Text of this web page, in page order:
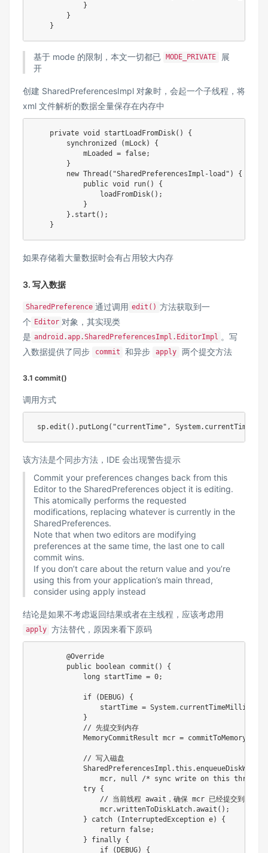
}
}
}
基于 mode 的限制，本文一切都已 MODE_PRIVATE
展
开
创建 SharedPreferencesImpl 对象时，会起一个子线程，将
xml 文件解析的数据全量保存在内存中
private void startLoadFromDisk( )
{
synchronized
(mLock)
{
            mLoaded
= false;
}
new Thread ( "SharedPreferencesImpl-load" )
{
public void run( )
{
loadFromDisk( ) ;
}
} . start ( ) ;
}
如果存储着大量数据时会有占用较大内存
3. 写入数据
SharedPreference 通过调用 edit() 方法获取到一
个 Editor 对象，其实现类
是 android.app.SharedPreferencesImpl.EditorImpl 。写
入数据提供了同步
commit 和异步 apply 两个提交方法
3.1 commit()
调用方式
sp.edit ( ) . putLong ( "currentTime" , System.
该方法是个同步方法，IDE 会出现警告提示
Commit your preferences changes back from this
Editor to the SharedPreferences object it is editing.
This atomically performs the requested
modifications, replacing whatever is currently in the
SharedPreferences.
Note that when two editors are modifying
preferences at the same time, the last one to call
commit wins.
If you don’t care about the return value and you’re
using this from your application’s main thread,
consider using apply instead
结论是如果不考虑返回结果或者在主线程，应该考虑用
apply 方法替代，原因来看下原码
@Override
public
boolean commit ( )
{
long startTime = 0;
if (DEBUG)
{
                startTime
= System. currentTimeMillis
}
// 先提交到内存
MemoryCommitResult mcr = commitToMemory
// 写入磁盘
SharedPreferencesImpl .this .enqueueDiskWrite
                mcr
, null
/* sync write on this thread
try {
// 当前线程 await，确保 mcr 已经提交到了磁盘
                mcr
.writtenToDiskLatch.await ( ) ;
}
catch ( InterruptedException e)
{
return false;
}
finally {
if
(DEBUG) {